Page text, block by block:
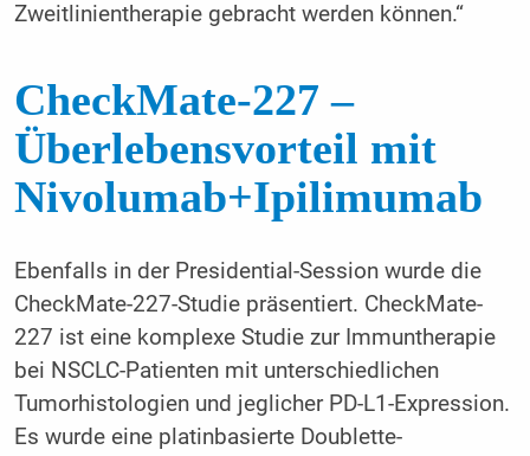
Zweitlinientherapie gebracht werden können.“
CheckMate-227 –
Überlebensvorteil mit
Nivolumab+Ipilimumab
Ebenfalls in der Presidential-Session wurde die
CheckMate-227-Studie präsentiert. CheckMate-
227 ist eine komplexe Studie zur Immuntherapie
bei NSCLC-Patienten mit unterschiedlichen
Tumorhistologien und jeglicher PD-L1-Expression.
Es wurde eine platinbasierte Doublette-